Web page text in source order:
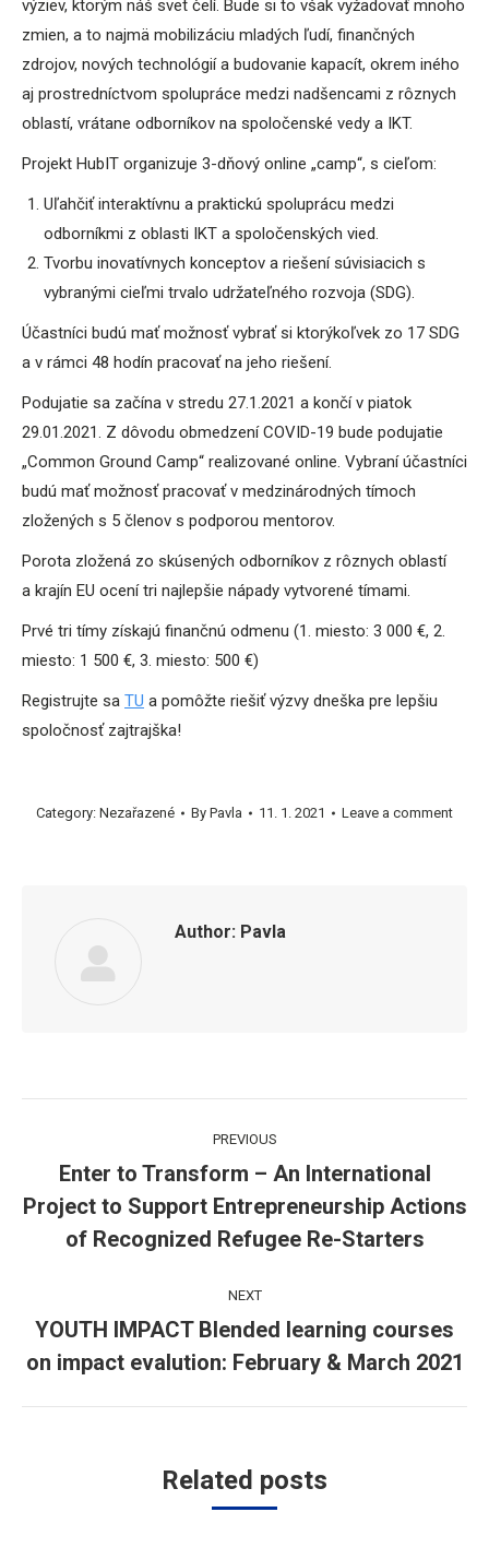
výziev, ktorým náš svet čelí. Bude si to však vyžadovať mnoho
zmien, a to najmä mobilizáciu mladých ľudí, finančných
zdrojov, nových technológií a budovanie kapacít, okrem iného
aj prostredníctvom spolupráce medzi nadšencami z rôznych
oblastí, vrátane odborníkov na spoločenské vedy a IKT.
Projekt HubIT organizuje 3-dňový online „camp“, s cieľom:
Uľahčiť interaktívnu a praktickú spoluprácu medzi
odborníkmi z oblasti IKT a spoločenských vied.
Tvorbu inovatívnych konceptov a riešení súvisiacich s
vybranými cieľmi trvalo udržateľného rozvoja (SDG).
Účastníci budú mať možnosť vybrať si ktorýkoľvek zo 17 SDG
a v rámci 48 hodín pracovať na jeho riešení.
Podujatie sa začína v stredu 27.1.2021 a končí v piatok
29.01.2021. Z dôvodu obmedzení COVID-19 bude podujatie
„Common Ground Camp“ realizované online. Vybraní účastníci
budú mať možnosť pracovať v medzinárodných tímoch
zložených s 5 členov s podporou mentorov.
Porota zložená zo skúsených odborníkov z rôznych oblastí
a krajín EU ocení tri najlepšie nápady vytvorené tímami.
Prvé tri tímy získajú finančnú odmenu (1. miesto: 3 000 €, 2.
miesto: 1 500 €, 3. miesto: 500 €)
Registrujte sa TU a pomôžte riešiť výzvy dneška pre lepšiu
spoločnosť zajtrajška!
Category: Nezařazené By Pavla 11. 1. 2021 Leave a comment
Author: Pavla
navigation
PREVIOUS
Previous
post:
Enter to Transform – An International
Project to Support Entrepreneurship Actions
of Recognized Refugee Re-Starters
NEXT
Next
post:
YOUTH IMPACT Blended learning courses
on impact evalution: February & March 2021
Related posts